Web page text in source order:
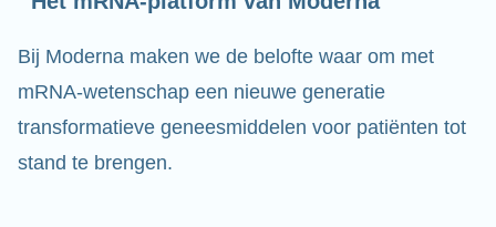
Bij Moderna maken we de belofte waar om met
mRNA-wetenschap een nieuwe generatie
transformatieve geneesmiddelen voor patiënten tot
stand te brengen.